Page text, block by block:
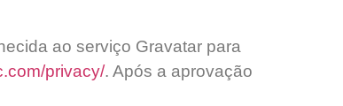
ao serviço Gravatar para
privacy/. Após a aprovação